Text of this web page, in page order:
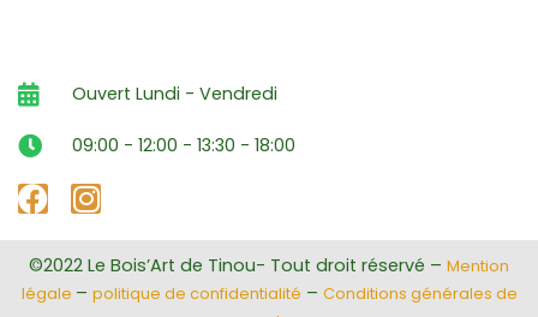
Ouvert Lundi - Vendredi
09:00 - 12:00 - 13:30 - 18:00
©2022 Le Bois’Art de Tinou- Tout droit réservé – Mention
légale – politique de confidentialité – Conditions générales de